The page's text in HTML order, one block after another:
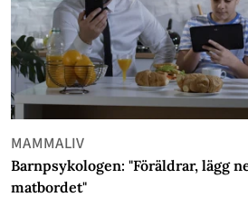
MAMMALIV
Barnpsykologen: "Föräldrar, lägg
matbordet"